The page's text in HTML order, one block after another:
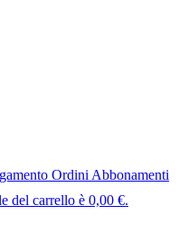
Ordini Abbonamenti
del carrello è 0,00 €.